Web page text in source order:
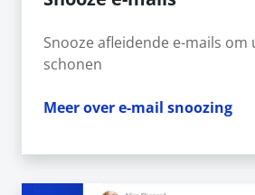
Snooze afleidende e-mails om
schonen
Meer over e-mail snoozing